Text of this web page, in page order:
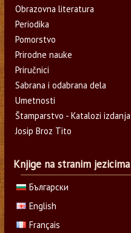
Obrazovna literatura
Periodika
Pomorstvo
Prirodne nauke
Priručnici
Sabrana i odabrana dela
Umetnosti
Štamparstvo - Katalozi izdanja
Josip Broz Tito
Knjige na stranim jezicima
Български
English
Français